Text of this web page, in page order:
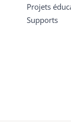
Projets
Supports